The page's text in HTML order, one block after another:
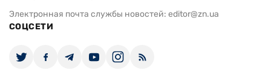
Электронная почта службы новостей: editor@zn.ua
СОЦСЕТИ